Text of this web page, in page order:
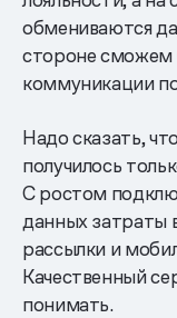
обмениваются
стороне сможем
коммуникации
Надо сказать,
получилось
С ростом
данных затраты
рассылки и
Качественный
понимать.